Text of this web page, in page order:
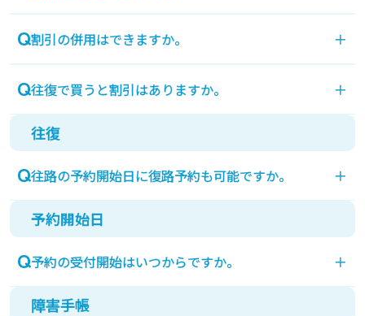
割引に必要な書類等を当日窓口で確認の上、変更可
割引の併用はできますか。 ＋
重複割引(二重併用)はできません。
往復で買うと割引はありますか。 ＋
往復割引はございません。ふネット予約（インター
ネット）からのご予約は（Ｃ・Ｄ期間を除く）20％
割引になります
往復
往路の予約開始日に復路予約も可能ですか。 ＋
往復でご乗船の場合でも、ご予約開始はそれぞれ2
ヵ月前の朝9時からとなります。往路ご予約時に復
路のご予約はお取り出来ませんのでご了承くださ
い。
予約開始日
予約の受付開始はいつからですか。 ＋
乗船予定日の2ヶ月前の同日の午前9時より開始いた
障害手帳